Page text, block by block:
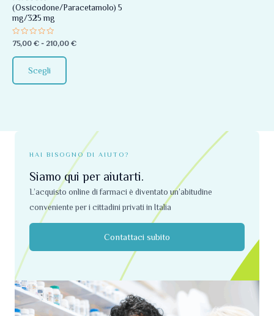
(Ossicodone/Paracetamolo) 5
mg/325 mg
Valutato
0
su
5
75,00 € - 210,00 €
Scegli
essere
nella
pagina
HAI BISOGNO DI AIUTO?
Siamo qui per aiutarti.
L’acquisto online di farmaci è diventato un’abitudine
conveniente per i cittadini privati ​​in Italia
Contattaci subito